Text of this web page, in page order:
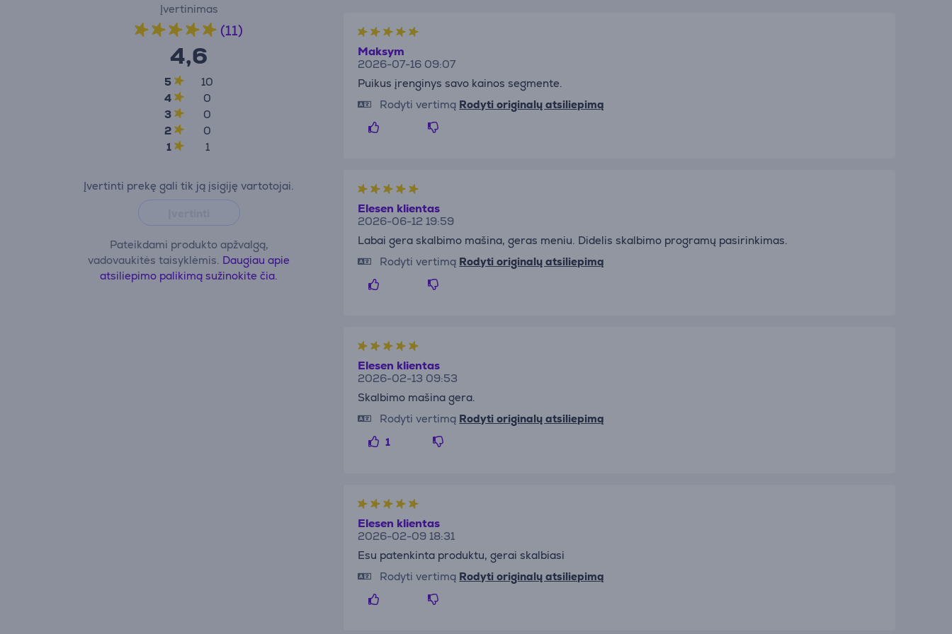
Įvertinimas
(11)
4,6
5
10
4
0
3
0
2
0
1
1
Įvertinti prekę gali tik ją įsigiję vartotojai.
Pateikdami produkto apžvalgą,
vadovaukitės taisyklėmis. Daugiau apie
atsiliepimo palikimą sužinokite čia.
Maksym
2026-07-16 09:07
Puikus įrenginys savo kainos segmente.
Rodyti vertimą Rodyti originalų atsiliepimą
Elesen klientas
2026-06-12 19:59
Labai gera skalbimo mašina, geras meniu. Didelis skalbimo programų pasirinkimas.
Rodyti vertimą Rodyti originalų atsiliepimą
Elesen klientas
2026-02-13 09:53
Skalbimo mašina gera.
Rodyti vertimą Rodyti originalų atsiliepimą
1
Elesen klientas
2026-02-09 18:31
Esu patenkinta produktu, gerai skalbiasi
Rodyti vertimą Rodyti originalų atsiliepimą